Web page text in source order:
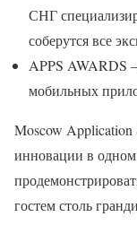
СНГ
соберутся все
APPS AWARDS
мобильных
Moscow Application
инновации в
гостем столь